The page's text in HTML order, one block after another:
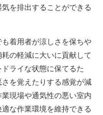
を排出することができる
着用者が涼しさを保ちや
の軽減に大いに貢献して
ライな状態に保てるた
を覚えたりする感覚が減
現場や通気性の悪い室内
な作業環境を維持できる